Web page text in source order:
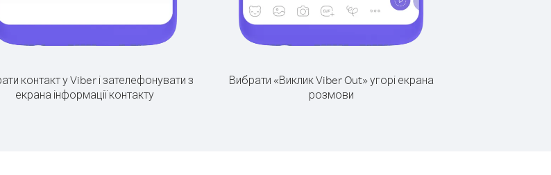
контакт у Viber і зателефонувати з
екрана інформації контакту
Вибрати «Виклик Viber Out» угорі екрана
розмови